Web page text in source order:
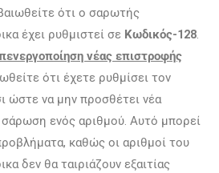
ότι ο σαρωτής
έχει ρυθμιστεί σε Κωδικός-128.
νέας επιστροφής
ότι έχετε ρυθμίσει τον
ώστε να μην προσθέτει νέα
ενός αριθμού. Αυτό μπορεί
καθώς οι αριθμοί του
δεν θα ταιριάζουν εξαιτίας